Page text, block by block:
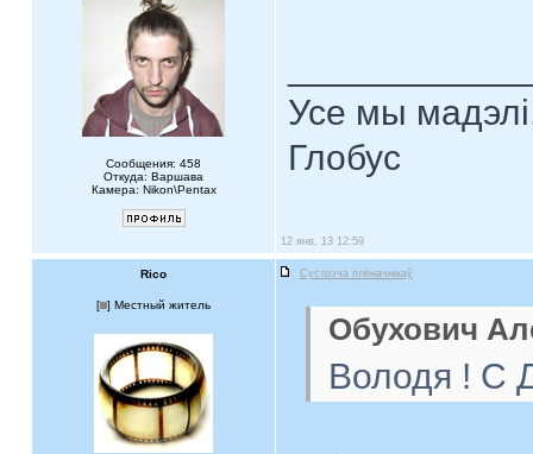
Сообщения: 458
Откуда: Варшава
Камера: Nikon\Pentax
Усе мы
Глобус
12 янв, 13 12:59
Rico Сустрэча плёначнiкаў
[ ] Местный житель
Обухович
Володя ! С